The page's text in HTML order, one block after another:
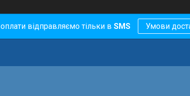
відправляємо тільки в SMS Умови